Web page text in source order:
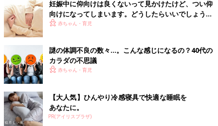
妊娠中に仰向けは良くないって見かけたけど、つい仰
向けになってしまいます。どうしたらいいでしょう
か？－”まいにちのたまひよ”の体験談
赤ちゃん・育児
謎の体調不良の数々…。こんな感じになるの？40代の
カラダの不思議
赤ちゃん・育児
【大人気】ひんやり冷感寝具で快適な睡眠を
あなたに。
PR(アイリスプラザ)